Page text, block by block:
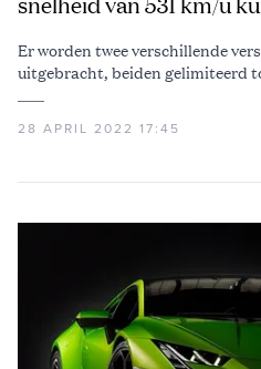
Er worden twee verschillende
uitgebracht, beiden gelimiteerd
28 APRIL 2022 17:45